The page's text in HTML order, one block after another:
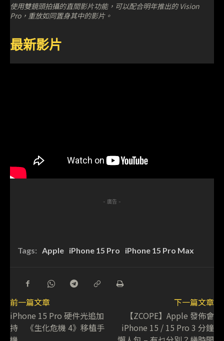
使用雙鏡頭拍攝的直間影片功能，可以配合明年推出的 Vision
Pro，重放如同置身其中的影片。
最新影片
- 廣告 -
Tags: Apple iPhone 15 Pro iPhone 15 Pro Max
前一篇文章
iPhone 15 Pro 硬件光追加
持 《生化危機 4》移植手
下一篇文章
【ZCOPE】Apple 發佈會
iPhone 15 / 15 Pro 3 分鐘